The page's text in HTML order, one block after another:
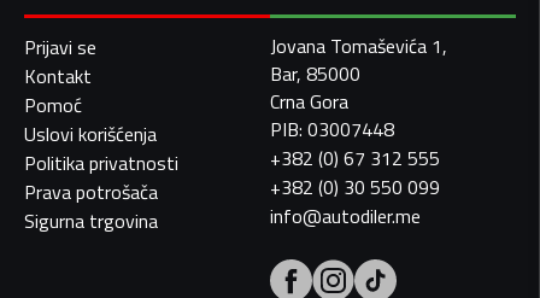
Prijavi se
Kontakt
Pomoć
Uslovi korišćenja
Politika privatnosti
Prava potrošača
Sigurna trgovina
Jovana Tomaševića 1,
Bar, 85000
Crna Gora
PIB: 03007448
+382 (0) 67 312 555
+382 (0) 30 550 099
info@autodiler.me